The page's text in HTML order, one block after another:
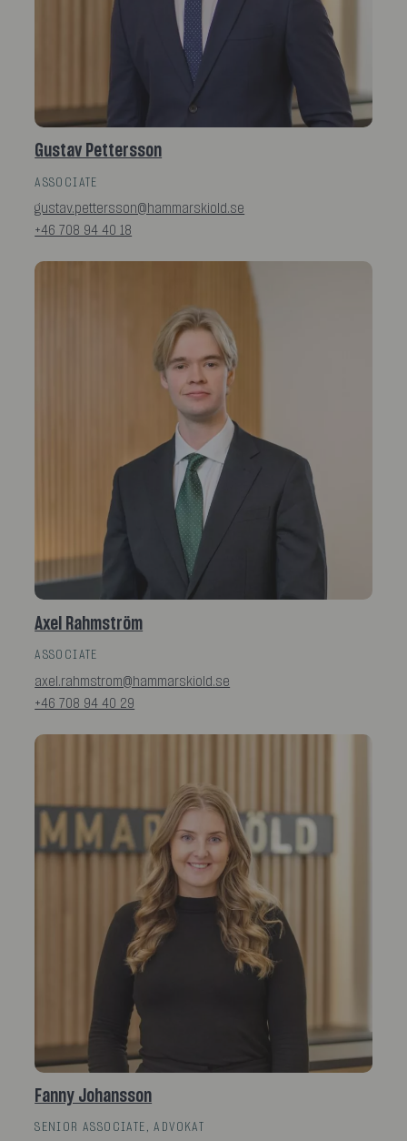
Gustav Pettersson
ASSOCIATE
gustav.pettersson@hammarskiold.se
+46 708 94 40 18
Axel Rahmström
ASSOCIATE
axel.rahmstrom@hammarskiold.se
+46 708 94 40 29
Fanny Johansson
SENIOR ASSOCIATE, ADVOKAT